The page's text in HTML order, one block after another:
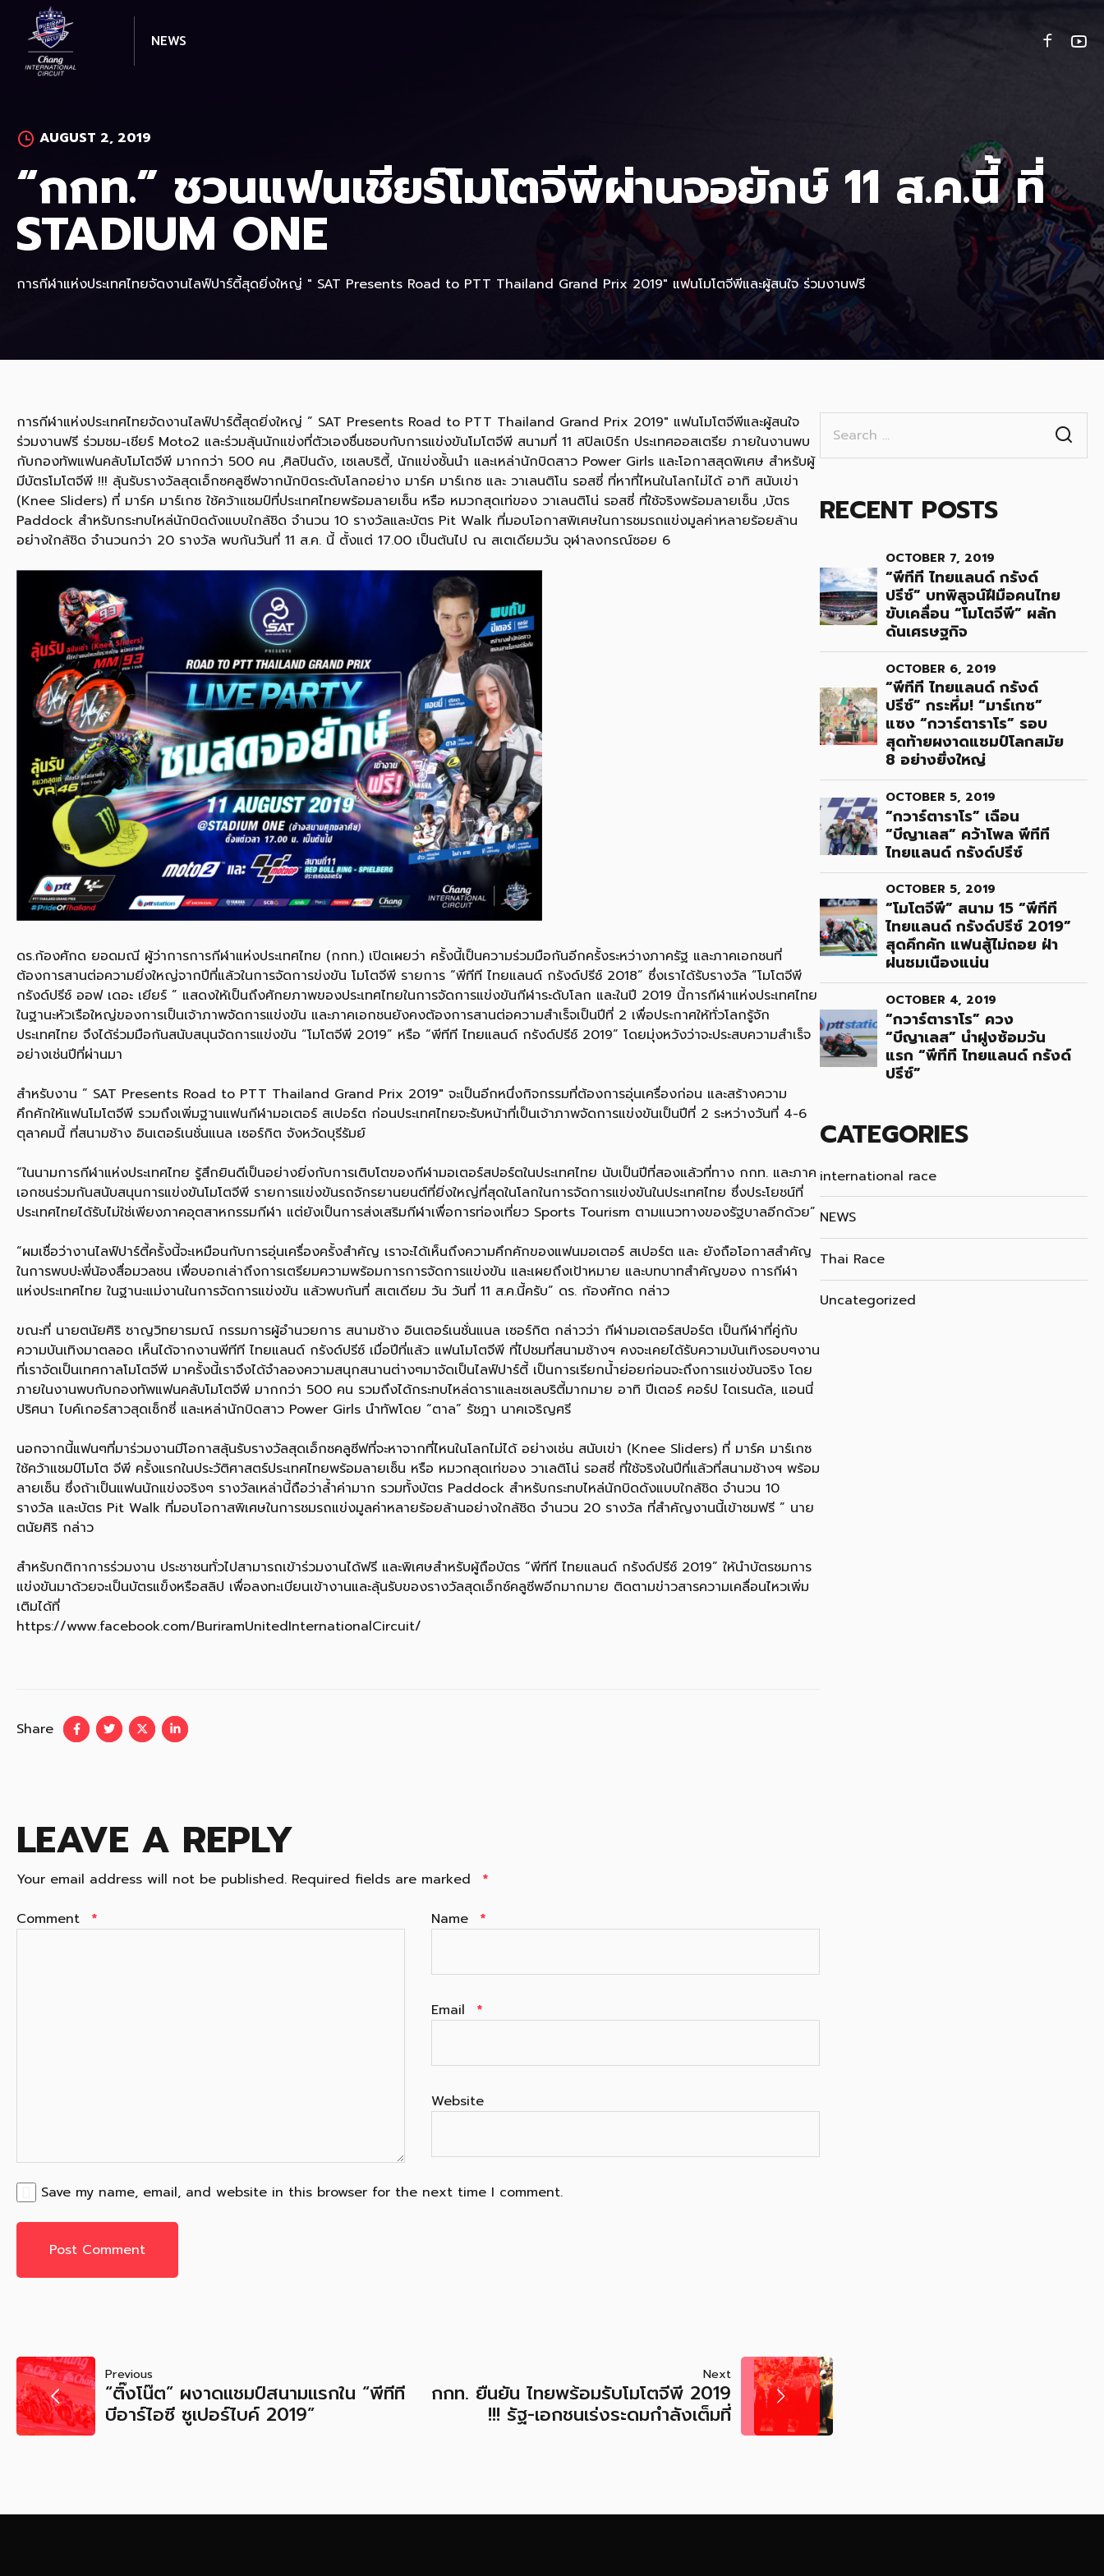
content
NEWS
AUGUST 2, 2019
“กกท.” ชวนแฟนเชียร์โมโตจีพีผ่านจอยักษ์ 11 ส.ค.นี้ ที่
STADIUM ONE
การกีฬาแห่งประเทศไทยจัดงานไลฟ์ปาร์ตี้สุดยิ่งใหญ่ " SAT Presents Road to PTT Thailand Grand Prix 2019" แฟนโมโตจีพีและผู้สนใจ ร่วมงานฟรี
การกีฬาแห่งประเทศไทยจัดงานไลฟ์ปาร์ตี้สุดยิ่งใหญ่ ” SAT Presents Road to PTT Thailand Grand Prix 2019″ แฟนโมโตจีพีและผู้สนใจ
ร่วมงานฟรี ร่วมชม-เชียร์ Moto2 และร่วมลุ้นนักแข่งที่ตัวเองชื่นชอบกับการแข่งขันโมโตจีพี สนามที่ 11 สปิลเบิร์ก ประเทศออสเตรีย ภายในงานพบ
กับกองทัพแฟนคลับโมโตจีพี มากกว่า 500 คน ,ศิลปินดัง, เซเลบริตี้, นักแข่งชั้นนำ และเหล่านักบิดสาว Power Girls และโอกาสสุดพิเศษ สำหรับผู้
มีบัตรโมโตจีพี !!! ลุ้นรับรางวัลสุดเอ็กซคลูซีฟจากนักบิดระดับโลกอย่าง มาร์ค มาร์เกซ และ วาเลนติโน รอสซี่ ที่หาที่ไหนในโลกไม่ได้ อาทิ สนับเข่า
(Knee Sliders) ที่ มาร์ค มาร์เกซ ใช้คว้าแชมป์ที่ประเทศไทยพร้อมลายเซ็น หรือ หมวกสุดเท่ของ วาเลนติโน่ รอสซี่ ที่ใช้จริงพร้อมลายเซ็น ,บัตร
Paddock สำหรับกระทบไหล่นักบิดดังแบบใกล้ชิด จำนวน 10 รางวัลและบัตร Pit Walk ที่มอบโอกาสพิเศษในการชมรถแข่งมูลค่าหลายร้อยล้าน
อย่างใกล้ชิด จำนวนกว่า 20 รางวัล พบกันวันที่ 11 ส.ค. นี้ ตั้งแต่ 17.00 เป็นต้นไป ณ สเตเดียมวัน จุฬาลงกรณ์ซอย 6
ดร.ก้องศักด ยอดมณี ผู้ว่าการการกีฬาแห่งประเทศไทย (กกท.) เปิดเผยว่า ครั้งนี้เป็นความร่วมมือกันอีกครั้งระหว่างภาครัฐ และภาคเอกชนที่
ต้องการสานต่อความยิ่งใหญ่จากปีที่แล้วในการจัดการข่งขัน โมโตจีพี รายการ “พีทีที ไทยแลนด์ กรังด์ปรีซ์ 2018” ซึ่งเราได้รับรางวัล “โมโตจีพี
กรังด์ปรีซ์ ออฟ เดอะ เยียร์ ” แสดงให้เป็นถึงศักยภาพของประเทศไทยในการจัดการแข่งขันกีฬาระดับโลก และในปี 2019 นี้การกีฬาแห่งประเทศไทย
ในฐานะหัวเรือใหญ่ของการเป็นเจ้าภาพจัดการแข่งขัน และภาคเอกชนยังคงต้องการสานต่อความสำเร็จเป็นปีที่ 2 เพื่อประกาศให้ทั่วโลกรู้จัก
ประเทศไทย จึงได้ร่วมมือกันสนับสนุนจัดการแข่งขัน “โมโตจีพี 2019” หรือ “พีทีที ไทยแลนด์ กรังด์ปรีซ์ 2019” โดยมุ่งหวังว่าจะประสบความสำเร็จ
อย่างเช่นปีที่ผ่านมา
สำหรับงาน ” SAT Presents Road to PTT Thailand Grand Prix 2019″ จะเป็นอีกหนึ่งกิจกรรมที่ต้องการอุ่นเครื่องก่อน และสร้างความ
คึกคักให้แฟนโมโตจีพี รวมถึงเพิ่มฐานแฟนกีฬามอเตอร์ สเปอร์ต ก่อนประเทศไทยจะรับหน้าที่เป็นเจ้าภาพจัดการแข่งขันเป็นปีที่ 2 ระหว่างวันที่ 4-6
ตุลาคมนี้ ที่สนามช้าง อินเตอร์เนชั่นแนล เซอร์กิต จังหวัดบุรีรัมย์
“ในนามการกีฬาแห่งประเทศไทย รู้สึกยินดีเป็นอย่างยิ่งกับการเติบโตของกีฬามอเตอร์สปอร์ตในประเทศไทย นับเป็นปีที่สองแล้วที่ทาง กกท. และภาค
เอกชนร่วมกันสนับสนุนการแข่งขันโมโตจีพี รายการแข่งขันรถจักรยานยนต์ที่ยิ่งใหญ่ที่สุดในโลกในการจัดการแข่งขันในประเทศไทย ซึ่งประโยชน์ที่
ประเทศไทยได้รับไม่ใช่เพียงภาคอุตสาหกรรมกีฬา แต่ยังเป็นการส่งเสริมกีฬาเพื่อการท่องเที่ยว Sports Tourism ตามแนวทางของรัฐบาลอีกด้วย”
“ผมเชื่อว่างานไลฟ์ปาร์ตี้ครั้งนี้จะเหมือนกับการอุ่นเครื่องครั้งสำคัญ เราจะได้เห็นถึงความคึกคักของแฟนมอเตอร์ สเปอร์ต และ ยังถือโอกาสสำคัญ
ในการพบปะพี่น้องสื่อมวลชน เพื่อบอกเล่าถึงการเตรียมความพร้อมการการจัดการแข่งขัน และเผยถึงเป้าหมาย และบทบาทสำคัญของ การกีฬา
แห่งประเทศไทย ในฐานะแม่งานในการจัดการแข่งขัน แล้วพบกันที่ สเตเดียม วัน วันที่ 11 ส.ค.นี้ครับ” ดร. ก้องศักด กล่าว
ขณะที่ นายตนัยศิริ ชาญวิทยารมณ์ กรรมการผู้อำนวยการ สนามช้าง อินเตอร์เนชั่นแนล เซอร์กิต กล่าวว่า กีฬามอเตอร์สปอร์ต เป็นกีฬาที่คู่กับ
ความบันเทิงมาตลอด เห็นได้จากงานพีทีที ไทยแลนด์ กรังด์ปรีซ์ เมื่อปีที่แล้ว แฟนโมโตจีพี ที่ไปชมที่สนามช้างฯ คงจะเคยได้รับความบันเทิงรอบๆงาน
ที่เราจัดเป็นเทศกาลโมโตจีพี มาครั้งนี้เราจึงได้จำลองความสนุกสนานต่างๆมาจัดเป็นไลฟ์ปาร์ตี้ เป็นการเรียกน้ำย่อยก่อนจะถึงการแข่งขันจริง โดย
ภายในงานพบกับกองทัพแฟนคลับโมโตจีพี มากกว่า 500 คน รวมถึงได้กระทบไหล่ดาราและเซเลบริตี้มากมาย อาทิ ปีเตอร์ คอร์ป ไดเรนดัล, แอนนี่
ปริศนา ไบค์เกอร์สาวสุดเซ็กซี่ และเหล่านักบิดสาว Power Girls นำทัพโดย “ตาล” รัชฎา นาคเจริญศรี
นอกจากนี้แฟนๆที่มาร่วมงานมีโอกาสลุ้นรับรางวัลสุดเอ็กซคลูซีฟที่จะหาจากที่ไหนในโลกไม่ได้ อย่างเช่น สนับเข่า (Knee Sliders) ที่ มาร์ค มาร์เกซ
ใช้คว้าแชมป์โมโต จีพี ครั้งแรกในประวัติศาสตร์ประเทศไทยพร้อมลายเซ็น หรือ หมวกสุดเท่ของ วาเลติโน่ รอสซี่ ที่ใช้จริงในปีที่แล้วที่สนามช้างฯ พร้อม
ลายเซ็น ซึ่งถ้าเป็นแฟนนักแข่งจริงๆ รางวัลเหล่านี้ถือว่าล้ำค่ามาก รวมทั้งบัตร Paddock สำหรับกระทบไหล่นักบิดดังแบบใกล้ชิด จำนวน 10
รางวัล และบัตร Pit Walk ที่มอบโอกาสพิเศษในการชมรถแข่งมูลค่าหลายร้อยล้านอย่างใกล้ชิด จำนวน 20 รางวัล ที่สำคัญงานนี้เข้าชมฟรี ” นาย
ตนัยศิริ กล่าว
สำหรับกติกาการร่วมงาน ประชาชนทั่วไปสามารถเข้าร่วมงานได้ฟรี และพิเศษสำหรับผู้ถือบัตร “พีทีที ไทยแลนด์ กรังด์ปรีซ์ 2019” ให้นำบัตรชมการ
แข่งขันมาด้วยจะเป็นบัตรแข็งหรือสลิป เพื่อลงทะเบียนเข้างานและลุ้นรับของรางวัลสุดเอ็กซ์คลูซีพอีกมากมาย ติดตามข่าวสารความเคลื่อนไหวเพิ่ม
เติมได้ที่
https://www.facebook.com/BuriramUnitedInternationalCircuit/
Share
LEAVE A REPLY
Your email address will not be published. Required fields are marked
*
Comment
* Name *
Email *
Website
Save my name, email, and website in this browser for the next time I comment.
POST
NAVIGATION
Previous
“ติ๊งโน๊ต” ผงาดแชมป์สนามแรกใน “พีทีที
บีอาร์ไอซี ซูเปอร์ไบค์ 2019”
Next
กกท. ยืนยัน ไทยพร้อมรับโมโตจีพี 2019
!!! รัฐ-เอกชนเร่งระดมกำลังเต็มที่
for:
RECENT POSTS
OCTOBER 7, 2019
“พีทีที ไทยแลนด์ กรังด์
ปรีซ์” บทพิสูจน์ฝีมือคนไทย
ขับเคลื่อน “โมโตจีพี” ผลัก
ดันเศรษฐกิจ
OCTOBER 6, 2019
“พีทีที ไทยแลนด์ กรังด์
ปรีซ์” กระหึ่ม! “มาร์เกซ”
แซง “กวาร์ตาราโร” รอบ
สุดท้ายผงาดแชมป์โลกสมัย
8 อย่างยิ่งใหญ่
OCTOBER 5, 2019
“กวาร์ตาราโร” เฉือน
“บีญาเลส” คว้าโพล พีทีที
ไทยแลนด์ กรังด์ปรีซ์
OCTOBER 5, 2019
“โมโตจีพี” สนาม 15 “พีทีที
ไทยแลนด์ กรังด์ปรีซ์ 2019”
สุดคึกคัก แฟนสู้ไม่ถอย ฝ่า
ฝนชมเนืองแน่น
OCTOBER 4, 2019
“กวาร์ตาราโร” ควง
“บีญาเลส” นำฝูงซ้อมวัน
แรก “พีทีที ไทยแลนด์ กรังด์
ปรีซ์”
CATEGORIES
international race
NEWS
Thai Race
Uncategorized